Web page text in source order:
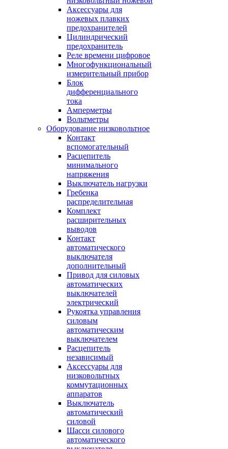
Аксессуары для
ножевых плавких
предохранителей
Цилиндрический
предохранитель
Реле времени цифровое
Многофункциональный
измерительный прибор
Блок
дифференциального
тока
Амперметры
Вольтметры
Оборудование низковольтное
Контакт
вспомогательный
Расцепитель
минимального
напряжения
Выключатель нагрузки
Гребенка
распределительная
Комплект
расширительных
выводов
Контакт
автоматического
выключателя
дополнительный
Привод для силовых
автоматических
выключателей
электрический
Рукоятка управления
силовым
автоматическим
выключателем
Расцепитель
независимый
Аксессуары для
низковольтных
коммутационных
аппаратов
Выключатель
автоматический
силовой
Шасси силового
автоматического